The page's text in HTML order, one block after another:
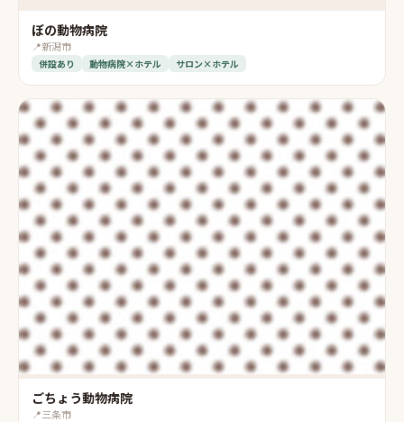
ぼの動物病院
📍新潟市
併設あり 動物病院×ホテル サロン×ホテル
ごちょう動物病院
📍三条市